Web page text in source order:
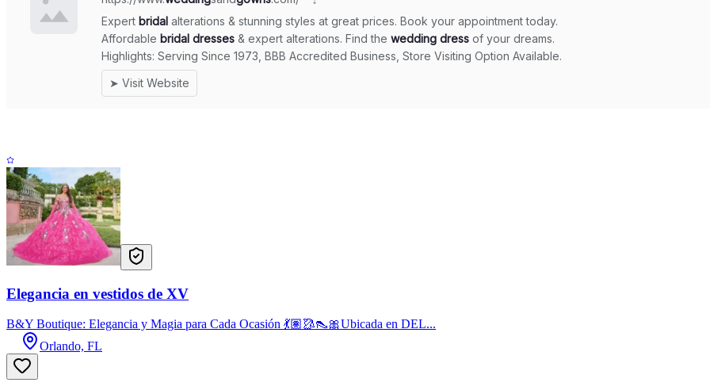
Elegancia en vestidos de XV
B&Y Boutique: Elegancia y Magia para Cada Ocasión 💃🏽🥻👠🎀Ubicada en DEL...
Orlando, FL